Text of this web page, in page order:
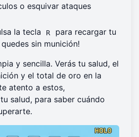
o esquivar ataques
la tecla R
para recargar tu
sin munición!
y sencilla. Verás tu salud, el
y el total de oro en la
atento a estos,
salud, para saber cuándo